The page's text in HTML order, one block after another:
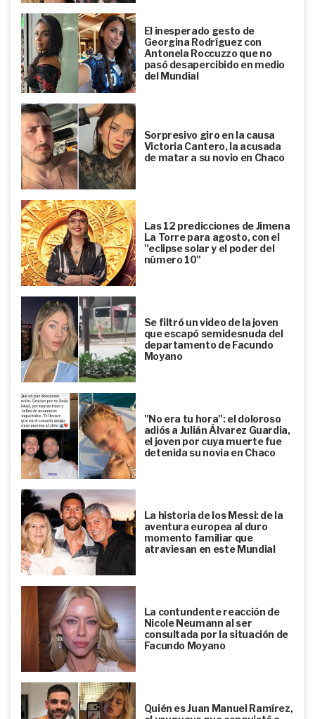
El inesperado gesto de
Georgina Rodríguez con
Antonela Roccuzzo que no
pasó desapercibido en medio
del Mundial
Sorpresivo giro en la causa
Victoria Cantero, la acusada
de matar a su novio en Chaco
Las 12 predicciones de Jimena
La Torre para agosto, con el
"eclipse solar y el poder del
número 10"
Se filtró un video de la joven
que escapó semidesnuda del
departamento de Facundo
Moyano
"No era tu hora": el doloroso
adiós a Julián Álvarez Guardia,
el joven por cuya muerte fue
detenida su novia en Chaco
La historia de los Messi: de la
aventura europea al duro
momento familiar que
atraviesan en este Mundial
La contundente reacción de
Nicole Neumann al ser
consultada por la situación de
Facundo Moyano
Quién es Juan Manuel Ramírez,